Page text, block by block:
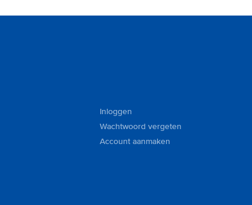
Inloggen
Wachtwoord vergeten
Account aanmaken